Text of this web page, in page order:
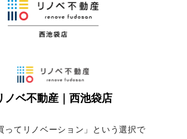
ノベ不動産｜西池袋店
ってリノベーション」という選択で